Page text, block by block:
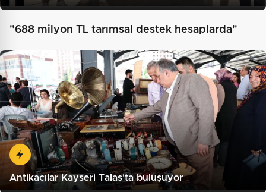
"688 milyon TL tarımsal destek hesaplarda"
Antikacılar Kayseri Talas'ta buluşuyor